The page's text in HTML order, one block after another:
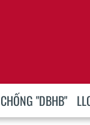
CHỐNG "DBHB"